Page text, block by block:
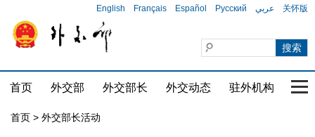
English Français Español Русский عربي 关怀版
首页 外交部 外交部长 外交动态 驻外机构 国
首页 > 外交部长活动